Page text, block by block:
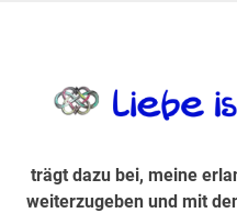
Suche sind,
trägt dazu bei, meine
weiterzugeben und mit